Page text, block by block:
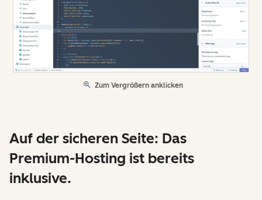
Zum Vergrößern anklicken
Auf der sicheren Seite: Das
Premium-Hosting ist bereits
inklusive.